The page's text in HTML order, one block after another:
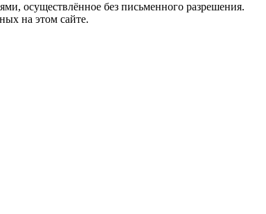
осуществлённое без письменного разрешения.
на этом сайте.